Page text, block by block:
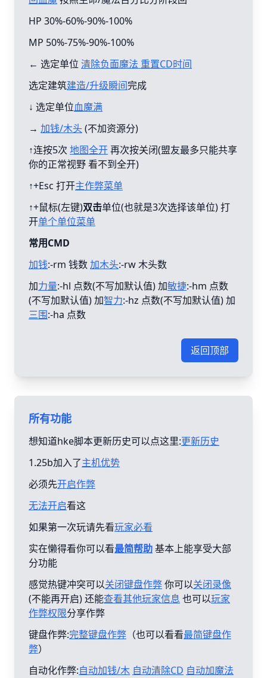
HP 30%-60%-90%-100%
MP 50%-75%-90%-100%
← 选定单位 清除负面魔法 重置CD时间
选定建筑建造/升级瞬间完成
↓ 选定单位血魔满
→ 加钱/木头(不加资源分)
↑连按5次 地图全开再次按关闭(盟友最多只能共享
你的正常视野 看不到全开)
↑+Esc 打开主作弊菜单
↑+鼠标(左键)双击单位(也就是3次选择该单位) 打
开单个单位菜单
常用CMD
加钱:-rm 钱数加木头:-rw 木头数
加力量:-hl 点数(不写加默认值) 加敏捷:-hm 点数
(不写加默认值) 加智力:-hz 点数(不写加默认值) 加
三围:-ha 点数
返回顶部
所有功能
想知道hke脚本更新历史可以点这里:更新历史
1.25b加入了主机优势
必须先开启作弊
无法开启看这
如果第一次玩请先看玩家必看
实在懒得看你可以看最简帮助基本上能享受大部
分功能
感觉热键冲突可以关闭键盘作弊你可以关闭录像
(不能再开启) 还能查看其他玩家信息 也可以玩家
作弊权限分享作弊
键盘作弊:完整键盘作弊 （也可以看看最简键盘作
弊）
自动化作弊:自动加钱/木 自动清除CD 自动加魔法